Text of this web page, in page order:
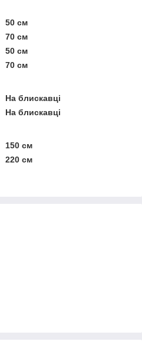
50 см
70 см
50 см
70 см
На блискавці
На блискавці
150 см
220 см